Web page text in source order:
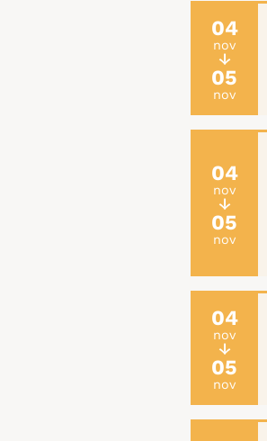
04
nov
↓
05
nov
04
nov
↓
05
nov
04
nov
↓
05
nov